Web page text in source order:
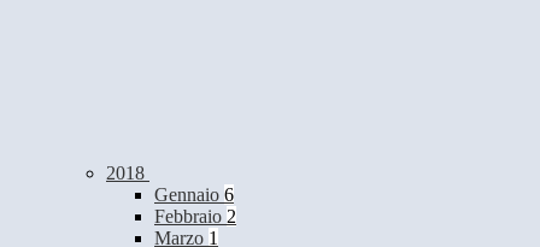
2018
Gennaio 6
Febbraio 2
Marzo 1